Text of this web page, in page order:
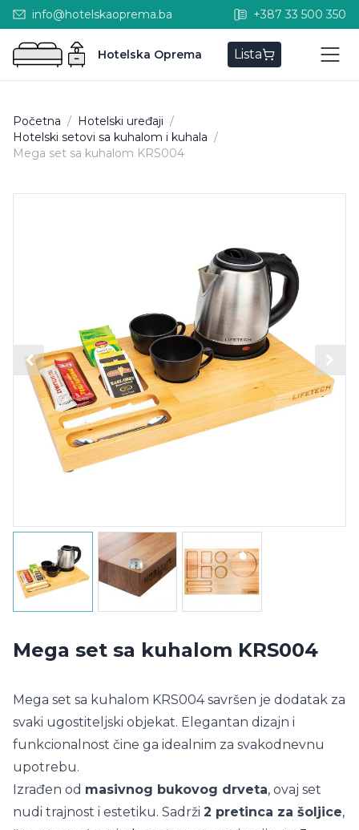
info@hotelskaoprema.ba +387 33 500 350
Hotelska Oprema Lista
Početna / Hotelski uređaji /
Hotelski setovi sa kuhalom i kuhala /
Mega set sa kuhalom KRS004
Mega set sa kuhalom KRS004
Mega set sa kuhalom KRS004 savršen je dodatak za
svaki ugostiteljski objekat. Elegantan dizajn i
funkcionalnost čine ga idealnim za svakodnevnu
upotrebu.
Izrađen od masivnog bukovog drveta, ovaj set
nudi trajnost i estetiku. Sadrži 2 pretinca za šoljice,